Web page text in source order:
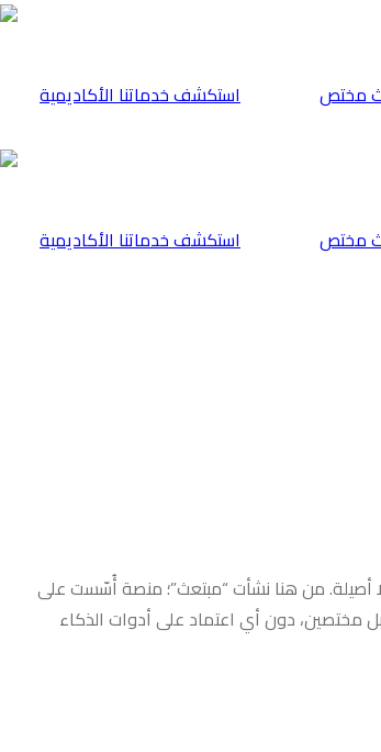
⁠استكشف خدماتنا الأكاديمية مختص
⁠استكشف خدماتنا الأكاديمية مختص
أصيلة. من هنا نشأت “مبتعث”؛ منصة أُسّست على
مختصين، دون أي اعتماد على أدوات الذكاء